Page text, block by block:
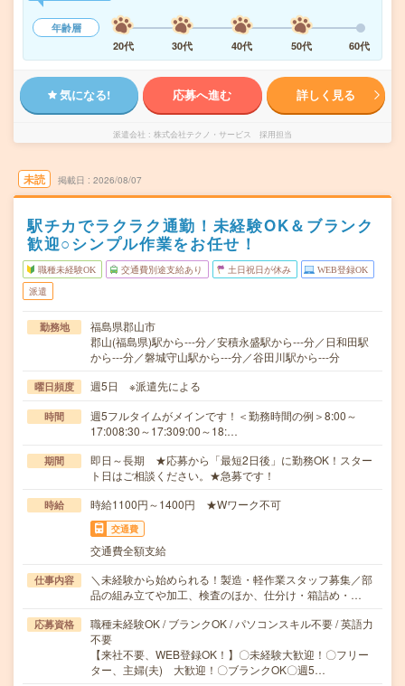
年齢層
20代
30代 40代 50代 60代
気になる! 応募へ進む 詳しく見る
派遣会社 株式会社テクノ・サービス 採用担当
未読 掲載日 2026/08/07
駅チカでラクラク通勤！未経験OK＆ブランク
歓迎○シンプル作業をお任せ！
職種未経験OK 交通費別途支給あり 土日祝日が休み WEB登録OK
派遣
勤務地
福島県郡山市
郡山(福島県)駅から---分／安積永盛駅から---分／日和田駅
から---分／磐城守山駅から---分／谷田川駅から---分
曜日頻度 週5日 ※派遣先による
時間
週5フルタイムがメインです！＜勤務時間の例＞8:00～
17:008:30～17:309:00～18:…
期間
即日～長期 ★応募から「最短2日後」に勤務OK！スター
ト日はご相談ください。★急募です！
時給 時給1100円～1400円 ★Wワーク不可
交通費
交通費全額支給
仕事内容
＼未経験から始められる！製造・軽作業スタッフ募集／部
品の組み立てや加工、検査のほか、仕分け・箱詰め・…
応募資格
職種未経験OK / ブランクOK / パソコンスキル不要 / 英語力
不要
【来社不要、WEB登録OK！】〇未経験大歓迎！〇フリー
ター、主婦(夫) 大歓迎！〇ブランクOK〇週5…